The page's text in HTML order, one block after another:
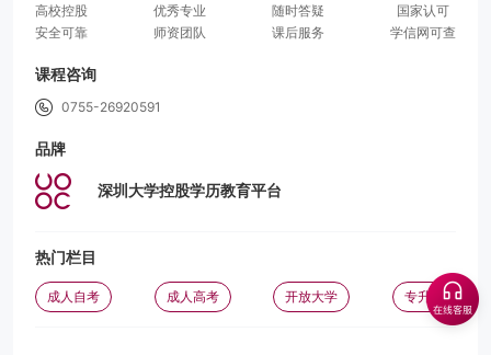
高校控股
安全可靠
优秀专业
师资团队
随时答疑
课后服务
国家认可
学信网可查
课程咨询
0755-26920591
品牌
深圳大学控股学历教育平台
热门栏目
成人自考 成人高考 开放大学 专升本